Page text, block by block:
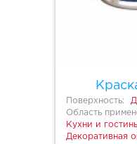
Поверхность:
Область
Кухни и
Декоративная